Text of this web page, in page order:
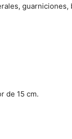
guarniciones,
de 15 cm.